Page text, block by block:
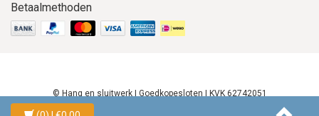
Betaalmethoden
© Hang en sluitwerk | Goedkopesloten | KVK 62742051